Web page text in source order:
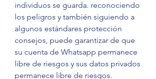
individuos se guarda. reconociendo
los peligros y también siguiendo a
algunos estándares protección
consejos, puede garantizar de que
su cuenta de Whatsapp permanece
libre de riesgos y sus datos privados
permanece libre de riesgos.